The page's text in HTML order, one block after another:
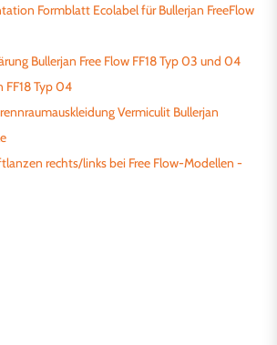
Formblatt Ecolabel für Bullerjan FreeFlow
Bullerjan Free Flow FF18 Typ 03 und 04
FF18 Typ 04
Vermiculit Bullerjan
rechts/links bei Free Flow-Modellen -